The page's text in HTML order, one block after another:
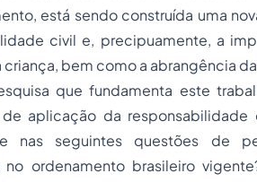
está sendo construída uma
civil e, precipuamente, a
bem como a abrangência
que fundamenta este
aplicação da
nas seguintes questões de
ordenamento brasileiro